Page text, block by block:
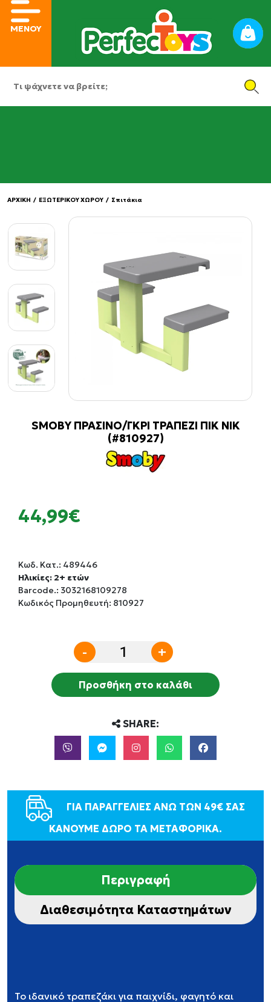
ΜΕΝΟΥ
ΑΡΧΙΚΗ / ΕΞΩΤΕΡΙΚΟΥ ΧΩΡΟΥ / Σπιτάκια
SMOBY ΠΡΑΣΙΝΟ/ΓΚΡΙ ΤΡΑΠΕΖΙ ΠΙΚ ΝΙΚ
(#810927)
44,99€
Κωδ. Κατ.: 489446
Ηλικίες: 2+ ετών
Barcode.: 3032168109278
Κωδικός Προμηθευτή: 810927
- +
Προσθήκη στο καλάθι
SHARE:
ΓΙΑ ΠΑΡΑΓΓΕΛΙΕΣ ΑΝΩ ΤΩΝ 49€ ΣΑΣ
ΚΑΝΟΥΜΕ ΔΩΡΟ ΤΑ ΜΕΤΑΦΟΡΙΚΑ.
Περιγραφή
Διαθεσιμότητα Καταστημάτων
Το ιδανικό τραπεζάκι για παιχνίδι, φαγητό και